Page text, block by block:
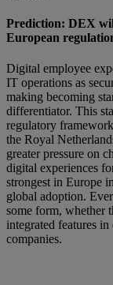
Prediction: DEX
European
Digital employee
IT operations as
making becoming
differentiator. This
regulatory
the Royal
greater pressure on
digital experiences
strongest in Europe
global adoption.
some form, whether
integrated features
companies.